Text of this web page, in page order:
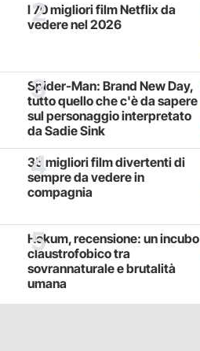
I 70 migliori film Netflix da
vedere nel 2026
Spider-Man: Brand New Day,
tutto quello che c'è da sapere
sul personaggio interpretato
da Sadie Sink
35 migliori film divertenti di
sempre da vedere in
compagnia
Hokum, recensione: un incubo
claustrofobico tra
sovrannaturale e brutalità
umana